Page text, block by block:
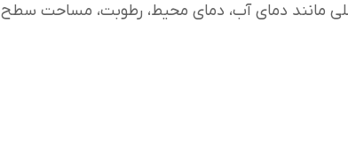
مانند دمای آب، دمای محیط، رطوبت، مساحت سطح